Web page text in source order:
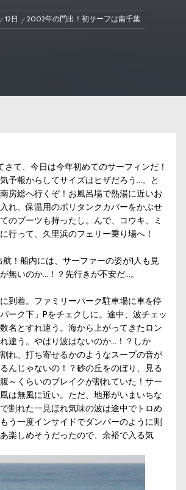
12日 2002年の門出！初サーフは南千葉
さて、今日は今年初めてのサーフィンだ！
予報からしてサイズはヒザだろう…。と
房総へ行くぞ！お風呂場で熱湯に近いお
れ、保温用のポリタンクカバーをかぶせ
のブーツも持ったし。んで、コウキ、ミ
行って、久里浜のフェリー乗り場へ！
航！船内には、サーファーの姿が1人も見
無いのか…！？先行きが不安だ…。
到着。ファミリーパーク駐車場に車を停
ーク下」Pをチェクしに。途中、波チェッ
名とすれ違う。海から上がってきたロン
違う。やはり波はないのか…！？しか
れ、打ち寄せるかのようなスープの音が
んじゃないの！？砂の丘をのぼり、見る
～くらいのブレイクが割れていた！サー
は無風に近い。ただ、地形がいまいちな
割れた一見ほれ気味の波は途中でトロめ
う一度インサイドでダンパーのように割
楽しめそうだったので、余裕で入る気